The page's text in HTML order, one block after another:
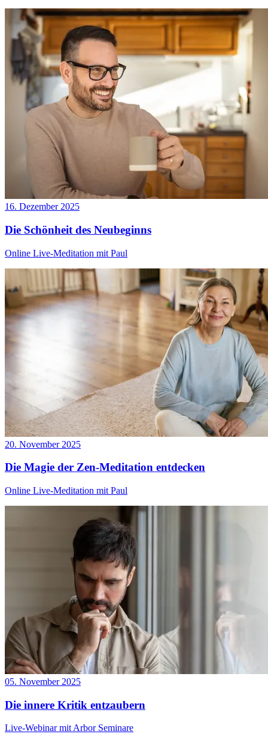
16. Dezember 2025
Die Schönheit des Neubeginns
Online Live-Meditation mit Paul
20. November 2025
Die Magie der Zen-Meditation entdecken
Online Live-Meditation mit Paul
05. November 2025
Die innere Kritik entzaubern
Live-Webinar mit Arbor Seminare